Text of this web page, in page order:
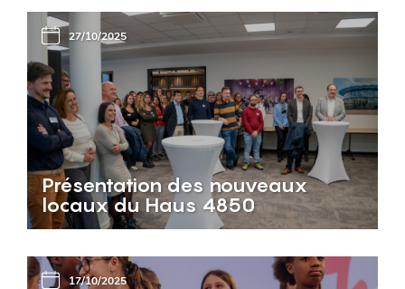
27/10/2025
Présentation des nouveaux
locaux du Haus 4850
17/10/2025